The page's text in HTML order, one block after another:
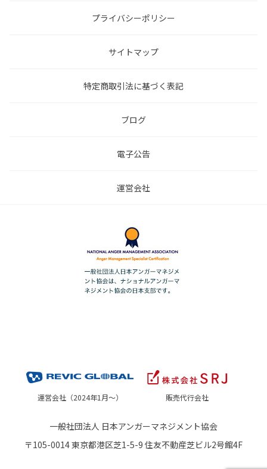
プライバシーポリシー
サイトマップ
特定商取引法に基づく表記
ブログ
電子公告
運営会社
運営会社（2024年1月～） 販売代行会社
一般社団法人 日本アンガーマネジメント協会
〒105-0014 東京都港区芝1-5-9 住友不動産芝ビル2号館4F